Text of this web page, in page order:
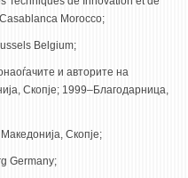
Morocco;
Belgium;
и авторите на
Скопје; 1999–Благодарница,
Скопје;
Germany;